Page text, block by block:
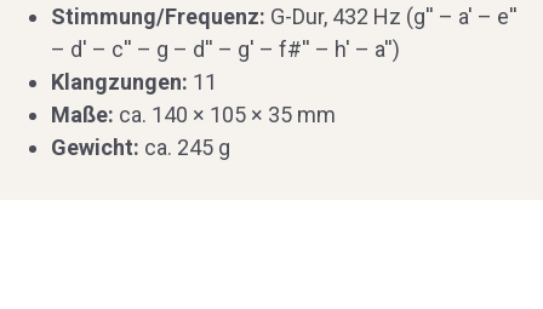
Stimmung/Frequenz: G-Dur, 432 Hz (g'' – a' – e''
– d' – c'' – g – d'' – g' – f#'' – h' – a'')
Klangzungen: 11
Maße: ca. 140 × 105 × 35 mm
Gewicht: ca. 245 g